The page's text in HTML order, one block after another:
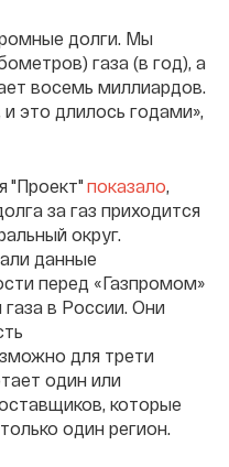
долги. Мы
газа (в год), а
восемь миллиардов.
и это длилось годами»,
"Проект" показало,
за газ приходится
округ.
данные
перед «Газпромом»
в России. Они
для трети
один или
которые
один регион.